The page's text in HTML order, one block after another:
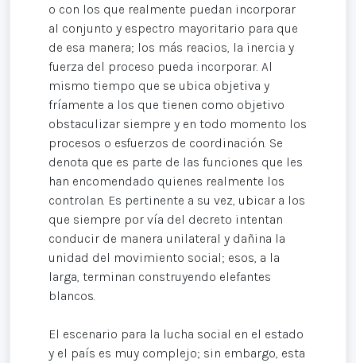
o con los que realmente puedan incorporar
al conjunto y espectro mayoritario para que
de esa manera; los más reacios, la inercia y
fuerza del proceso pueda incorporar. Al
mismo tiempo que se ubica objetiva y
fríamente a los que tienen como objetivo
obstaculizar siempre y en todo momento los
procesos o esfuerzos de coordinación. Se
denota que es parte de las funciones que les
han encomendado quienes realmente los
controlan. Es pertinente a su vez, ubicar a los
que siempre por vía del decreto intentan
conducir de manera unilateral y dañina la
unidad del movimiento social; esos, a la
larga, terminan construyendo elefantes
blancos.
El escenario para la lucha social en el estado
y el país es muy complejo; sin embargo, esta